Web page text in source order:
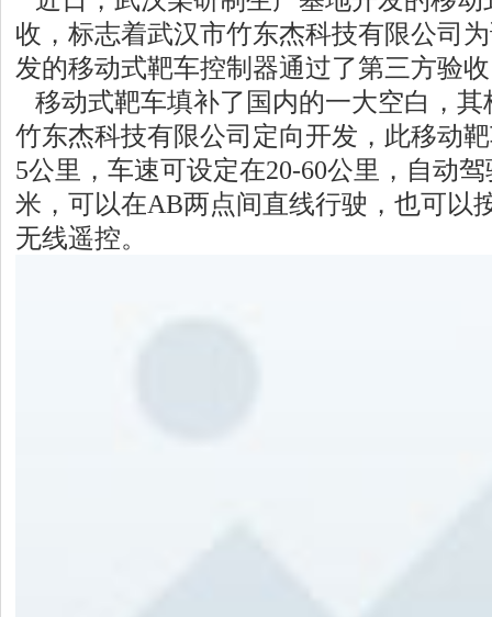
收，标志着武汉市竹东杰科技有限公司
发的移动式靶车控制器通过了第三方验
移动式靶车填补了国内的一大空白，
竹东杰科技有限公司定向开发，此移动
5公里，车速可设定在20-60公里，自动
米，可以在AB两点间直线行驶，也可以
无线遥控。